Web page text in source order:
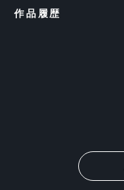
作品履歴